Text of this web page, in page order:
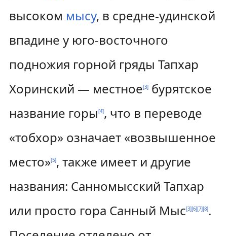
высоком мысу, в средне-удинской
впадине у юго-восточного
подножия горной гряды Тапхар
Хоринский — местное[3]бурятское
название горы[4], что в переводе
«тобхор» означает «возвышенное
место»[5], также имеет и другие
названия: Санномысcкий Тапхар
или просто гора Санный Мыс[3][6][7][8].